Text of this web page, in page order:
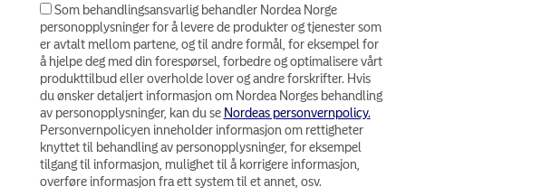
Som behandlingsansvarlig behandler Nordea Norge
personopplysninger for å levere de produkter og tjenester som
er avtalt mellom partene, og til andre formål, for eksempel for
å hjelpe deg med din forespørsel, forbedre og optimalisere vårt
produkttilbud eller overholde lover og andre forskrifter. Hvis
du ønsker detaljert informasjon om Nordea Norges behandling
av personopplysninger, kan du se Nordeas personvernpolicy.
Personvernpolicyen inneholder informasjon om rettigheter
knyttet til behandling av personopplysninger, for eksempel
tilgang til informasjon, mulighet til å korrigere informasjon,
overføre informasjon fra ett system til et annet, osv.